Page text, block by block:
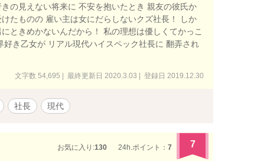
の見えない将来に 不安を抱いたとき 親友の彼氏か
たものの 雇い主は女にだらしないクズ社長！ しか
ときめかないんだから！ 私の理想は優しくてかっこ
き乙女が リアル現代ハイスペック社長に 翻弄され
文字数 54,695 | 最終更新日 2020.3.03 | 登録日 2019.12.30
社長 現代
お気に入り:130 24h.ポイント： 7 7